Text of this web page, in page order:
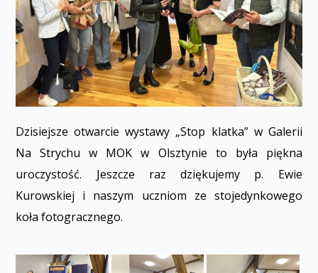
Dzisiejsze otwarcie wystawy „Stop klatka” w Galerii
Na Strychu w MOK w Olsztynie to była piękna
uroczystość. Jeszcze raz dziękujemy p. Ewie
Kurowskiej i naszym uczniom ze stojedynkowego
koła fotograficznego.